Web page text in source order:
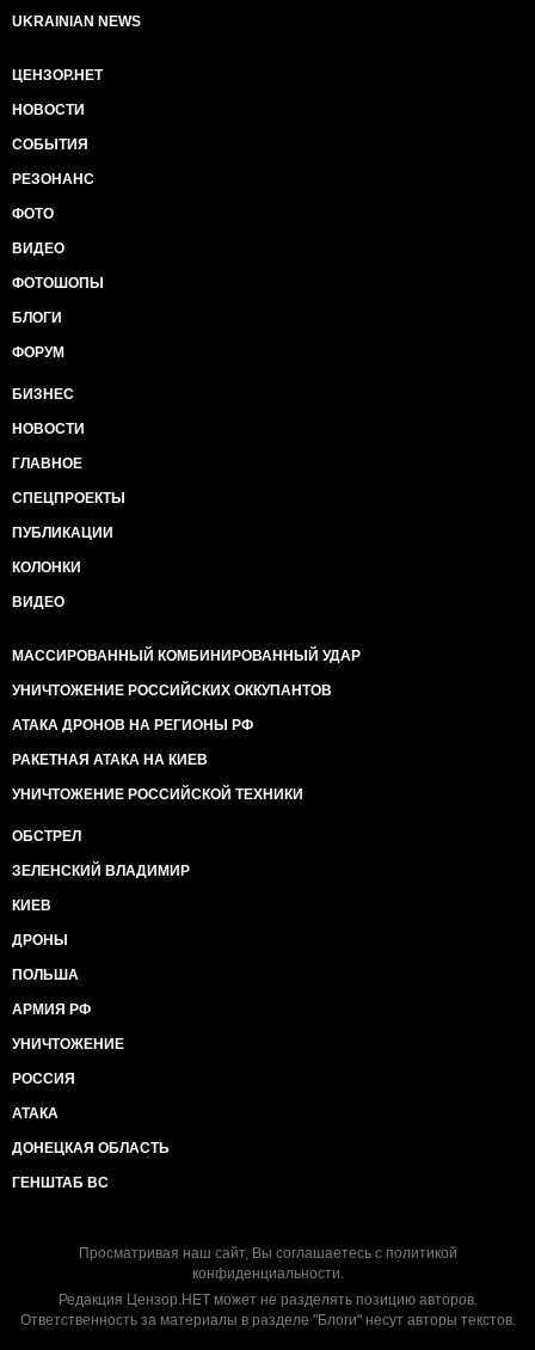
UKRAINIAN NEWS
ЦЕНЗОР.НЕТ
НОВОСТИ
СОБЫТИЯ
РЕЗОНАНС
ФОТО
ВИДЕО
ФОТОШОПЫ
БЛОГИ
ФОРУМ
БИЗНЕС
НОВОСТИ
ГЛАВНОЕ
СПЕЦПРОЕКТЫ
ПУБЛИКАЦИИ
КОЛОНКИ
ВИДЕО
МАССИРОВАННЫЙ КОМБИНИРОВАННЫЙ УДАР
УНИЧТОЖЕНИЕ РОССИЙСКИХ ОККУПАНТОВ
АТАКА ДРОНОВ НА РЕГИОНЫ РФ
РАКЕТНАЯ АТАКА НА КИЕВ
УНИЧТОЖЕНИЕ РОССИЙСКОЙ ТЕХНИКИ
ОБСТРЕЛ
ЗЕЛЕНСКИЙ ВЛАДИМИР
КИЕВ
ДРОНЫ
ПОЛЬША
АРМИЯ РФ
УНИЧТОЖЕНИЕ
РОССИЯ
АТАКА
ДОНЕЦКАЯ ОБЛАСТЬ
ГЕНШТАБ ВС
Просматривая наш сайт, Вы соглашаетесь с политикой
конфиденциальности.
Редакция Цензор.НЕТ может не разделять позицию авторов.
Ответственность за материалы в разделе "Блоги" несут авторы текстов.